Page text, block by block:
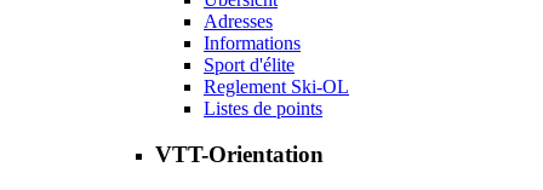
Adresses
Informations
Sport d'élite
Reglement Ski-OL
Listes de points
VTT-Orientation